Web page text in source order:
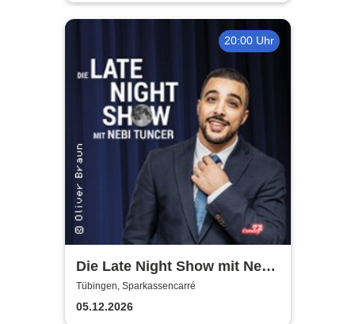
20:00 Uhr
Die Late Night Show mit Nebi
Tuncer
Tübingen, Sparkassencarré
05.12.2026